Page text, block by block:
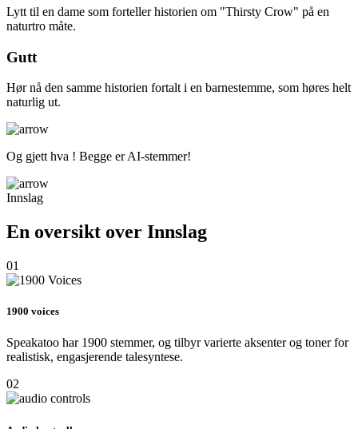
Lytt til en dame som forteller historien om "Thirsty Crow" på en
naturtro måte.
Gutt
Hør nå den samme historien fortalt i en barnestemme, som høres helt
naturlig ut.
Og gjett hva ! Begge er AI-stemmer!
Innslag
En oversikt over Innslag
01
1900 voices
Speakatoo har 1900 stemmer, og tilbyr varierte aksenter og toner for
realistisk, engasjerende talesyntese.
02